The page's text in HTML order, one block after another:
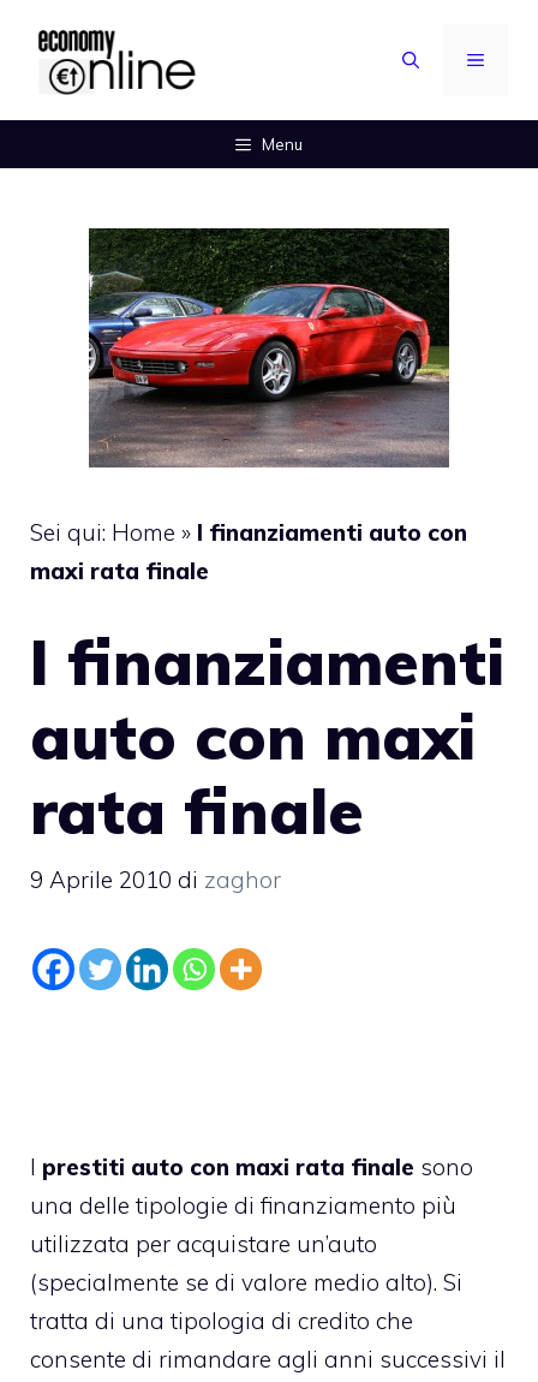
contenuto
MENU
Menu
Sei qui: Home » I finanziamenti auto con
maxi rata finale
I finanziamenti
auto con maxi
rata finale
9 Aprile 2010 di zaghor
I prestiti auto con maxi rata finale sono
una delle tipologie di finanziamento più
utilizzata per acquistare un’auto
(specialmente se di valore medio alto). Si
tratta di una tipologia di credito che
consente di rimandare agli anni successivi il